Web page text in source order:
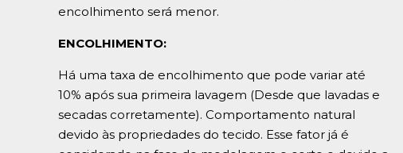
encolhimento será menor.
ENCOLHIMENTO:
Há uma taxa de encolhimento que pode variar até
10% após sua primeira lavagem (Desde que lavadas e
secadas corretamente). Comportamento natural
devido às propriedades do tecido. Esse fator já é